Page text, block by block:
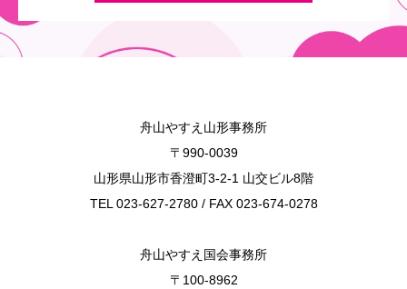
舟山やすえ山形事務所
〒990-0039
山形県山形市香澄町3-2-1 山交ビル8階
TEL 023-627-2780 / FAX 023-674-0278
舟山やすえ国会事務所
〒100-8962